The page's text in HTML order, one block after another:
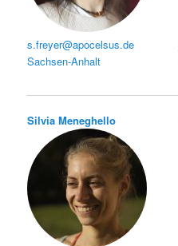
s.freyer@apocelsus.de
Sachsen-Anhalt
Silvia Meneghello